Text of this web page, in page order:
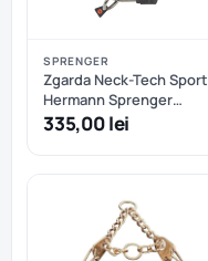
SPRENGER
Zgarda Neck-Tech Sport
Hermann Sprenger
pentru dresaj, din otel
inoxidabil cu catarama
rapida - 60 cm
335,00 lei